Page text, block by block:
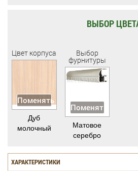
ВЫБОР
Цвет корпуса
Поменять
Дуб
молочный
Выбор
фурнитуры
Поменять
Матовое
серебро
ХАРАКТЕРИСТИКИ